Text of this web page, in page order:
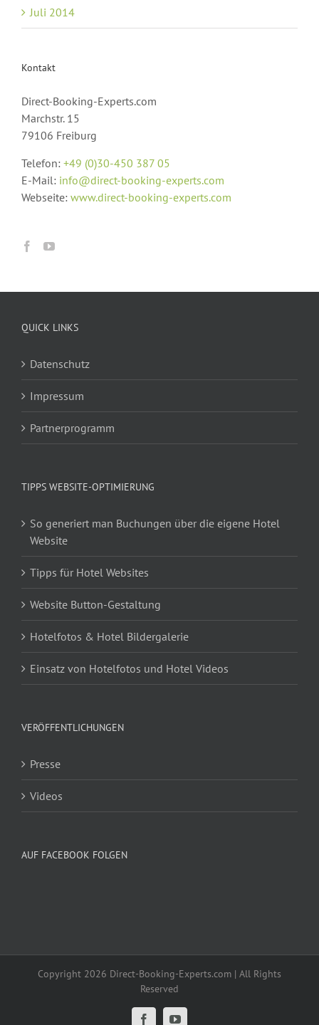
Juli 2014
Kontakt
Direct-Booking-Experts.com
Marchstr. 15
79106 Freiburg
Telefon: +49 (0)30-450 387 05
E-Mail: info@direct-booking-experts.com
Webseite: www.direct-booking-experts.com
QUICK LINKS
Datenschutz
Impressum
Partnerprogramm
TIPPS WEBSITE-OPTIMIERUNG
So generiert man Buchungen über die eigene Hotel
Website
Tipps für Hotel Websites
Website Button-Gestaltung
Hotelfotos & Hotel Bildergalerie
Einsatz von Hotelfotos und Hotel Videos
VERÖFFENTLICHUNGEN
Presse
Videos
AUF FACEBOOK FOLGEN
Copyright 2026 Direct-Booking-Experts.com | All Rights
Reserved